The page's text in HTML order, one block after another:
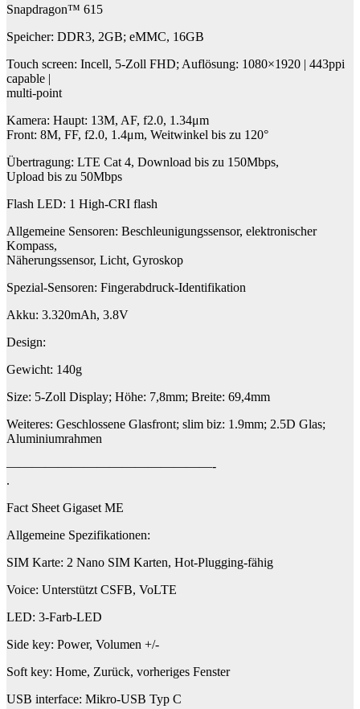
Snapdragon™ 615
Speicher: DDR3, 2GB; eMMC, 16GB
Touch screen: Incell, 5-Zoll FHD; Auflösung: 1080×1920 | 443ppi
capable |
multi-point
Kamera: Haupt: 13M, AF, f2.0, 1.34μm
Front: 8M, FF, f2.0, 1.4μm, Weitwinkel bis zu 120°
Übertragung: LTE Cat 4, Download bis zu 150Mbps,
Upload bis zu 50Mbps
Flash LED: 1 High-CRI flash
Allgemeine Sensoren: Beschleunigungssensor, elektronischer
Kompass,
Näherungssensor, Licht, Gyroskop
Spezial-Sensoren: Fingerabdruck-Identifikation
Akku: 3.320mAh, 3.8V
Design:
Gewicht: 140g
Size: 5-Zoll Display; Höhe: 7,8mm; Breite: 69,4mm
Weiteres: Geschlossene Glasfront; slim biz: 1.9mm; 2.5D Glas;
Aluminiumrahmen
————————————————-
.
Fact Sheet Gigaset ME
Allgemeine Spezifikationen:
SIM Karte: 2 Nano SIM Karten, Hot-Plugging-fähig
Voice: Unterstützt CSFB, VoLTE
LED: 3-Farb-LED
Side key: Power, Volumen +/-
Soft key: Home, Zurück, vorheriges Fenster
USB interface: Mikro-USB Typ C